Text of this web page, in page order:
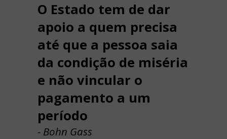
O Estado tem de dar
apoio a quem precisa
até que a pessoa saia
da condição de miséria
e não vincular o
pagamento a um
período
- Bohn Gass